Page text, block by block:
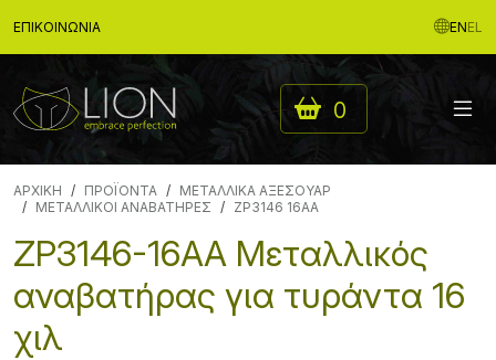
ΕΠΙΚΟΙΝΩΝΊΑ ENEL
0
ΑΡΧΙΚΉ ΠΡΟΪΟΝΤΑ
ΜΕΤΑΛΛΙΚΑ ΑΞΕΣΟΥΑΡ
ΜΕΤΑΛΛΙΚΟΙ ΑΝΑΒΑΤΗΡΕΣ
ZP3146 16AA
ZP3146-16AA Μεταλλικός
αναβατήρας για τυράντα 16
χιλ